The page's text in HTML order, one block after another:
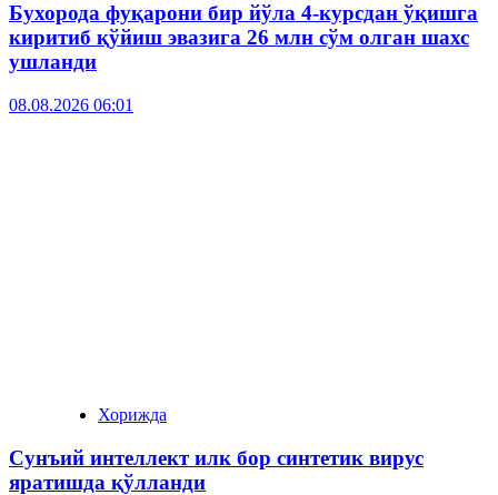
Бухорода фуқарони бир йўла 4-курсдан ўқишга
киритиб қўйиш эвазига 26 млн сўм олган шахс
ушланди
08.08.2026 06:01
Хорижда
Сунъий интеллект илк бор синтетик вирус
яратишда қўлланди